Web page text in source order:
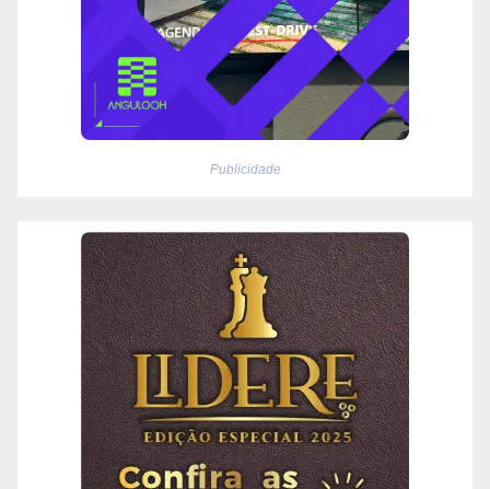
Publicidade